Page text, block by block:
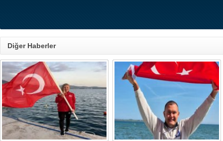
Diğer Haberler